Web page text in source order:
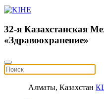
32-я Казахстанская
«Здравоохранение»
Алматы, Казахстан